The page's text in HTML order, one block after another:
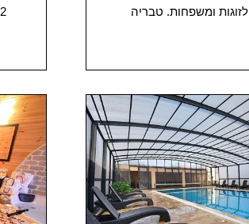
לזוגות ומשפחות. טבריה 2 יחידות